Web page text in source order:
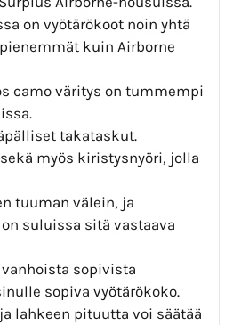
on vyötärökoot noin yhtä
kuin Airborne
camo väritys on tummempi
takataskut.
myös kiristysnyöri, jolla
tuuman välein, ja
suluissa sitä vastaava
sopivista
sopiva vyötärökoko.
lahkeen pituutta voi säätää